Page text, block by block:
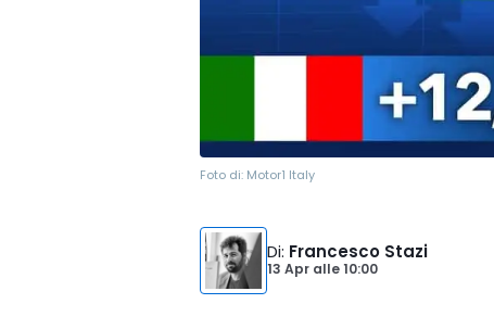
Foto di: Motor1 Italy
Di: Francesco Stazi
13 Apr alle10:00